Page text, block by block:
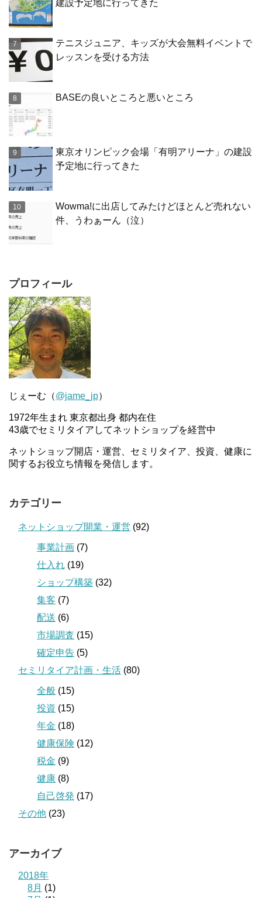
建設予定地に行ってきた
テニスジュニア、キッズが大会無料イベントで
レッスンを受ける方法
BASEの良いところと悪いところ
東京オリンピック会場「有明アリーナ」の建設
予定地に行ってきた
Wowma!に出店してみたけどほとんど売れない
件、うわぁーん（泣）
プロフィール
じぇーむ（@jame_jp）
1972年生まれ 東京都出身 都内在住
43歳でセミリタイアしてネットショップを経営中
ネットショップ開店・運営、セミリタイア、投資、健康に
関するお役立ち情報を発信します。
カテゴリー
ネットショップ開業・運営 (92)
事業計画 (7)
仕入れ (19)
ショップ構築 (32)
集客 (7)
配送 (6)
市場調査 (15)
確定申告 (5)
セミリタイア計画・生活 (80)
全般 (15)
投資 (15)
年金 (18)
健康保険 (12)
税金 (9)
健康 (8)
自己啓発 (17)
その他 (23)
アーカイブ
2018年
8月 (1)